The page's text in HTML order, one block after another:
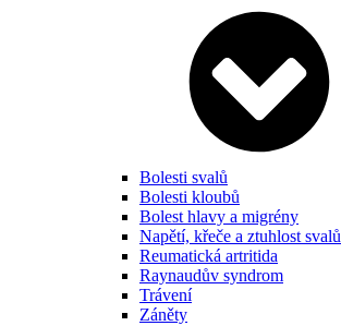
Bolesti svalů
Bolesti kloubů
Bolest hlavy a migrény
Napětí, křeče a ztuhlost svalů
Reumatická artritida
Raynaudův syndrom
Trávení
Záněty